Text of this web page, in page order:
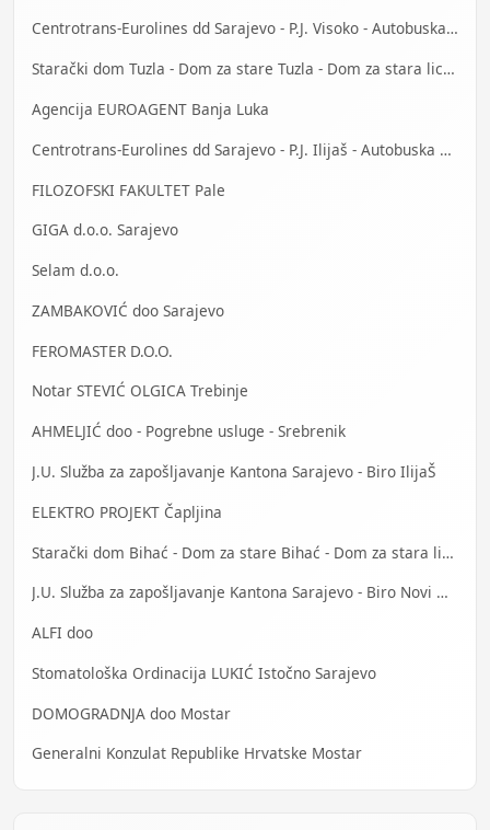
Centrotrans-Eurolines dd Sarajevo - P.J. Visoko - Autobuska stanica
Starački dom Tuzla - Dom za stare Tuzla - Dom za stara lica Tuzla
Agencija EUROAGENT Banja Luka
Centrotrans-Eurolines dd Sarajevo - P.J. Ilijaš - Autobuska stanica
FILOZOFSKI FAKULTET Pale
GIGA d.o.o. Sarajevo
Selam d.o.o.
ZAMBAKOVIĆ doo Sarajevo
FEROMASTER D.O.O.
Notar STEVIĆ OLGICA Trebinje
AHMELJIĆ doo - Pogrebne usluge - Srebrenik
J.U. Služba za zapošljavanje Kantona Sarajevo - Biro IlijaŠ
ELEKTRO PROJEKT Čapljina
Starački dom Bihać - Dom za stare Bihać - Dom za stara lica Bihać
J.U. Služba za zapošljavanje Kantona Sarajevo - Biro Novi Grad
ALFI doo
Stomatološka Ordinacija LUKIĆ Istočno Sarajevo
DOMOGRADNJA doo Mostar
Generalni Konzulat Republike Hrvatske Mostar